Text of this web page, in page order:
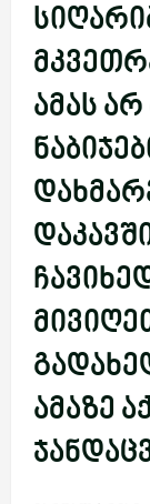
ამას
ამაზე